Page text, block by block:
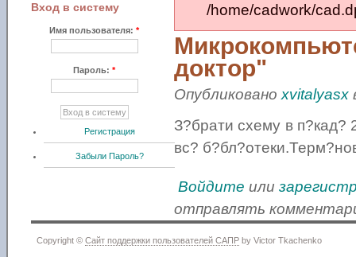
Вход в систему
Имя пользователя:*
Пароль:*
Регистрация
Забыли Пароль?
/home/cadwork/
доктор"
Опубликованоxvitalyasx
З?брати схему в п?кад?
вс?
Войдите или
отправлять
Copyright © Сайт поддержки пользователей САПРby Victor Tkachenko